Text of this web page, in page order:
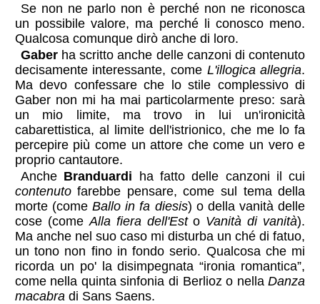
Se non ne parlo non è perché non ne riconosca
un possibile valore, ma perché li conosco meno.
Qualcosa comunque dirò anche di loro.
Gaberha scritto anche delle canzoni di contenuto
decisamente interessante, come L'illogica allegria.
Ma devo confessare che lo stile complessivo di
Gaber non mi ha mai particolarmente preso: sarà
un mio limite, ma trovo in lui un'ironicità
cabarettistica, al limite dell'istrionico, che me lo fa
percepire più come un attore che come un vero e
proprio cantautore.
Anche Branduardi ha fatto delle canzoni il cui
contenutofarebbe pensare, come sul tema della
morte (comeBallo in fa diesis) o della vanità delle
cose (come Alla fiera dell'Esto Vanità di vanità).
Ma anche nel suo caso mi disturba un ché di fatuo,
un tono non fino in fondo serio. Qualcosa che mi
ricorda un po' la disimpegnata “ironia romantica”,
come nella quinta sinfonia di Berlioz o nellaDanza
macabra di Sans Saens.